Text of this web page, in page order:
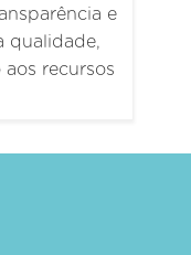
e
qualidade,
recursos